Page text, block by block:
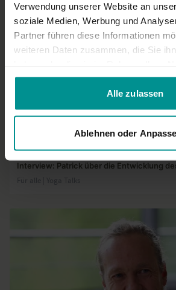
Verwendung unserer Website an
soziale Medien, Werbung und
Partner führen diese Informationen
weiteren Daten zusammen, die Sie
gesammelt haben.
Alle zulassen
Ablehnen oder
Dr. Patrick Broome
Interview: Patrick über die Entwicklung